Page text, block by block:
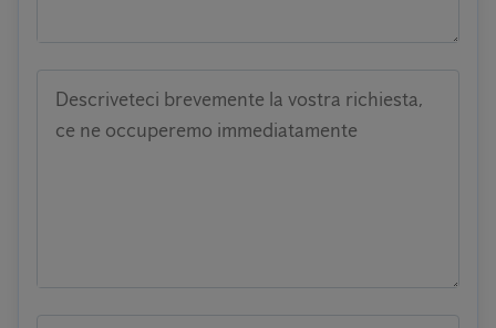
Descriveteci brevemente la vostra richiesta,
ce ne occuperemo immediatamente